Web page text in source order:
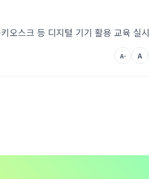
오스크 등 디지털 기기 활용 교육 실시
A- A